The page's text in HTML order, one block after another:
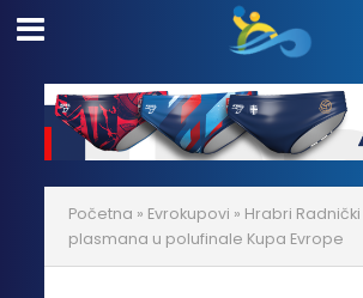
Početna » Evrokupovi » Hrabri
plasmana u polufinale Kupa Evrope